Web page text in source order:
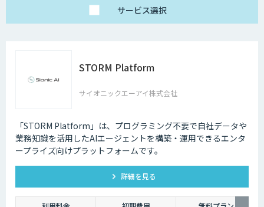
1,500,000円（個社別
社別お見積り（Dify
⑥有償保守：10,000
円/30,000円/50,000円
円）/
フェーズ③以降：開発
時にお見積り
サービス選択
STORM Platform
サイオニックエーアイ株式会社
「STORM Platform」は、プログラミング不要で自社データや
業務知識を活用したAIエージェントを構築・運用できるエンタ
ープライズ向けプラットフォームです。
詳細を見る